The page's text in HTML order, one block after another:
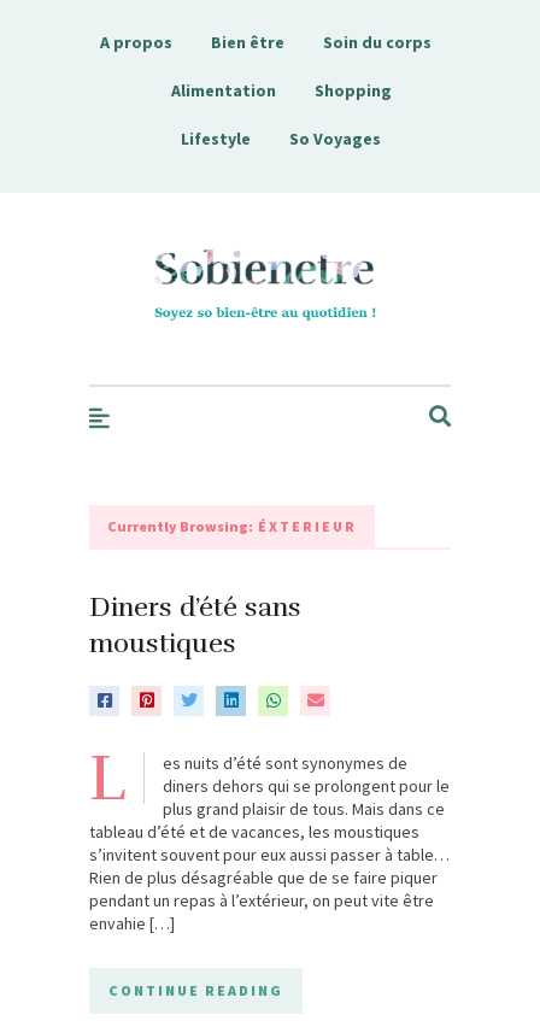
A propos Bien être Soin du corps
Alimentation Shopping
Lifestyle So Voyages
Sobienetre
Currently Browsing: ÉXTERIEUR
Diners d’été sans
moustiques
L
es nuits d’été sont synonymes de
diners dehors qui se prolongent pour le
plus grand plaisir de tous. Mais dans ce
tableau d’été et de vacances, les moustiques
s’invitent souvent pour eux aussi passer à table…
Rien de plus désagréable que de se faire piquer
pendant un repas à l’extérieur, on peut vite être
envahie […]
CONTINUE READING